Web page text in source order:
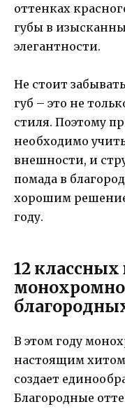
оттенках
губы в
элегантности.
Не стоит
губ – это не
стиля. Поэтому
необходимо
внешности, и
помада в
хорошим
году.
12 классных
В этом году
настоящим
создает
Благородные